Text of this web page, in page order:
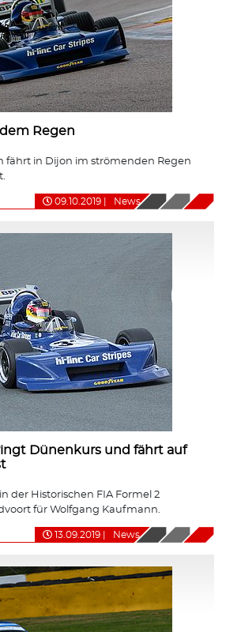
Regen
fährt in Dijon im strömenden Regen
09.10.2019 News
Dünenkurs und fährt auf
der Historischen FIA Formel 2
für Wolfgang Kaufmann.
13.09.2019 News